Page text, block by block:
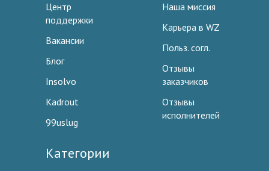
Центр
поддержки
Вакансии
Блог
Insolvo
Kadrout
99uslug
Наша миссия
Карьера в WZ
Польз. согл.
Отзывы
заказчиков
Отзывы
исполнителей
Категории